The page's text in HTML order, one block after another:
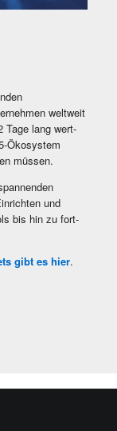
weltweit
Tage lang wert­
Ökosystem
müssen.
und
bis hin zu fort­
gibt es hier.